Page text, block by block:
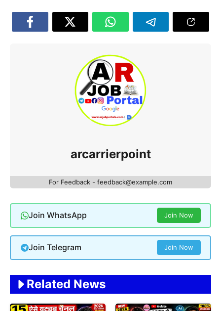
arcarrierpoint
For Feedback - feedback@example.com
Join WhatsApp Join Now
Join Telegram Join Now
Related News